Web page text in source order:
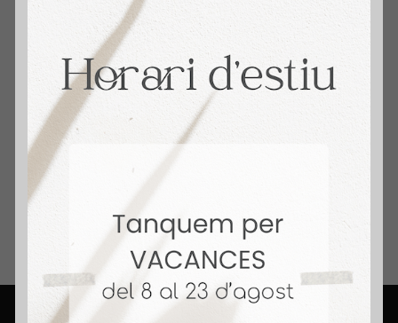
immosantmarti
David Aceituno. + 14 años Vendiendo Hogares.
4,9 🌟 Reseñas en Google. Tu Agente
Inmobiliario.